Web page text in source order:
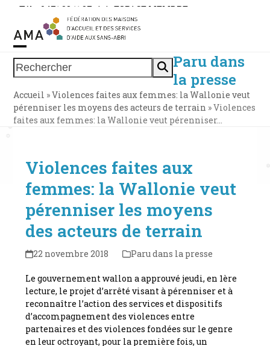
Skip
content
Tél. : 0471 38 11 37 | | ESPACE MEMBRE
Rechercher
Open
mobile
menu
Close
mobile
menu
Paru dans
la presse
Accueil »Violences faites aux femmes: la Wallonie veut
pérenniser les moyens des acteurs de terrain »Violences
faites aux femmes: la Wallonie veut pérenniser…
Violences faites aux
femmes: la Wallonie veut
pérenniser les moyens
des acteurs de terrain
22 novembre 2018 Paru dans la presse
Le gouvernement wallon a approuvé jeudi, en 1ère
lecture, le projet d’arrêté visant à pérenniser et à
reconnaître l’action des services et dispositifs
d’accompagnement des violences entre
partenaires et des violences fondées sur le genre
en leur octroyant, pour la première fois, un